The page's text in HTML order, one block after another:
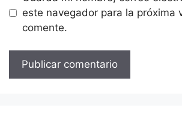
este navegador para la próxima
comente.